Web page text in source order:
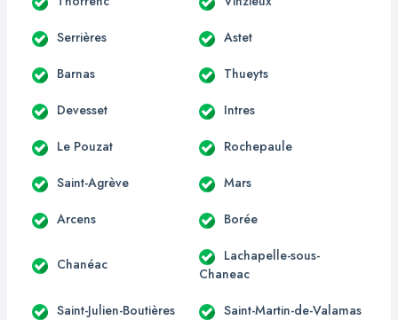
Serrières Astet
Barnas Thueyts
Devesset Intres
Le Pouzat Rochepaule
Saint-Agrève Mars
Arcens Borée
Chanéac
Lachapelle-sous-
Chaneac
Saint-Julien-Boutières Saint-Martin-de-Valamas